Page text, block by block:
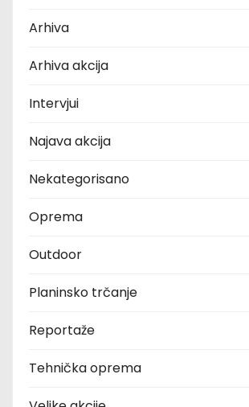
Arhiva
Arhiva akcija
Intervjui
Najava akcija
Nekategorisano
Oprema
Outdoor
Planinsko trčanje
Reportaže
Tehnička oprema